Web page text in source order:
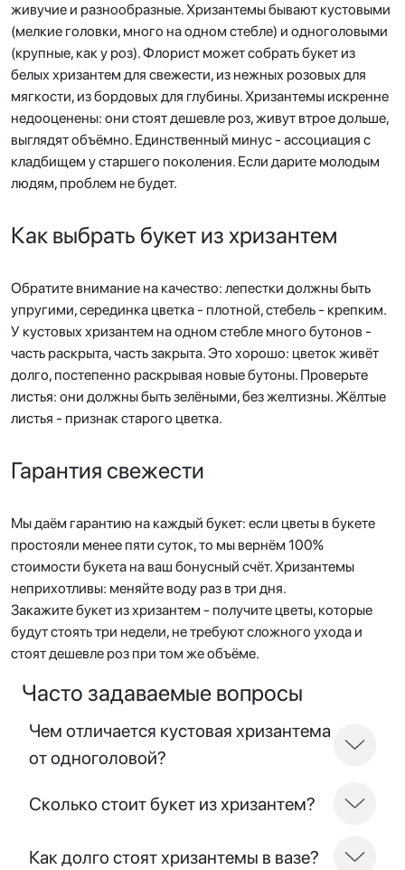
живучие и разнообразные. Хризантемы бывают кустовыми
(мелкие головки, много на одном стебле) и одноголовыми
(крупные, как у роз). Флорист может собрать букет из
белых хризантем для свежести, из нежных розовых для
мягкости, из бордовых для глубины. Хризантемы искренне
недооценены: они стоят дешевле роз, живут втрое дольше,
выглядят объёмно. Единственный минус - ассоциация с
кладбищем у старшего поколения. Если дарите молодым
людям, проблем не будет.
Как выбрать букет из хризантем
Обратите внимание на качество: лепестки должны быть
упругими, серединка цветка - плотной, стебель - крепким.
У кустовых хризантем на одном стебле много бутонов -
часть раскрыта, часть закрыта. Это хорошо: цветок живёт
долго, постепенно раскрывая новые бутоны. Проверьте
листья: они должны быть зелёными, без желтизны. Жёлтые
листья - признак старого цветка.
Гарантия свежести
Мы даём гарантию на каждый букет: если цветы в букете
простояли менее пяти суток, то мы вернём 100%
стоимости букета на ваш бонусный счёт. Хризантемы
неприхотливы: меняйте воду раз в три дня.
Закажите букет из хризантем - получите цветы, которые
будут стоять три недели, не требуют сложного ухода и
стоят дешевле роз при том же объёме.
Часто задаваемые вопросы
Чем отличается кустовая хризантема
от одноголовой?
Сколько стоит букет из хризантем?
Как долго стоят хризантемы в вазе?